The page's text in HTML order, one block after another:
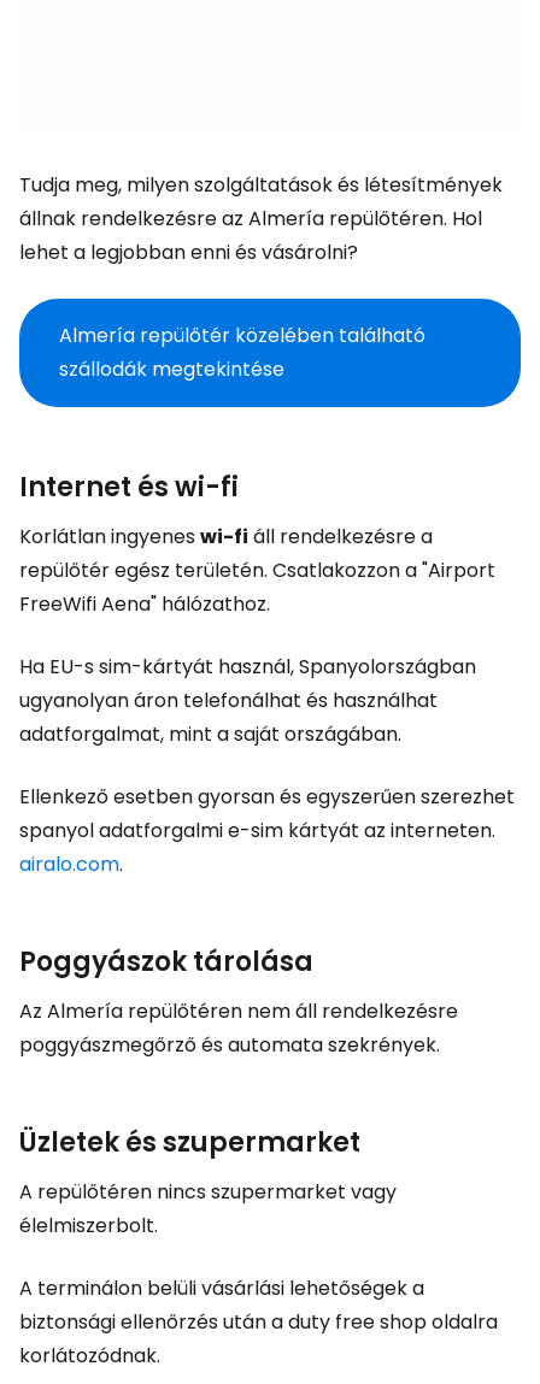
Tudja meg, milyen szolgáltatások és létesítmények
állnak rendelkezésre az Almería repülőtéren. Hol
lehet a legjobban enni és vásárolni?
Almería repülőtér közelében található
szállodák megtekintése
Internet és wi-fi
Korlátlan ingyeneswi-fi áll rendelkezésre a
repülőtér egész területén. Csatlakozzon a "Airport
FreeWifi Aena" hálózathoz.
Ha EU-s sim-kártyát használ, Spanyolországban
ugyanolyan áron telefonálhat és használhat
adatforgalmat, mint a saját országában.
Ellenkező esetben gyorsan és egyszerűen szerezhet
spanyol adatforgalmi e-sim kártyát az interneten.
airalo.com.
Poggyászok tárolása
Az Almería repülőtéren nem áll rendelkezésre
poggyászmegőrző és automata szekrények.
Üzletek és szupermarket
A repülőtéren nincs szupermarket vagy
élelmiszerbolt.
A terminálon belüli vásárlási lehetőségek a
biztonsági ellenőrzés után aduty free shopoldalra
korlátozódnak.